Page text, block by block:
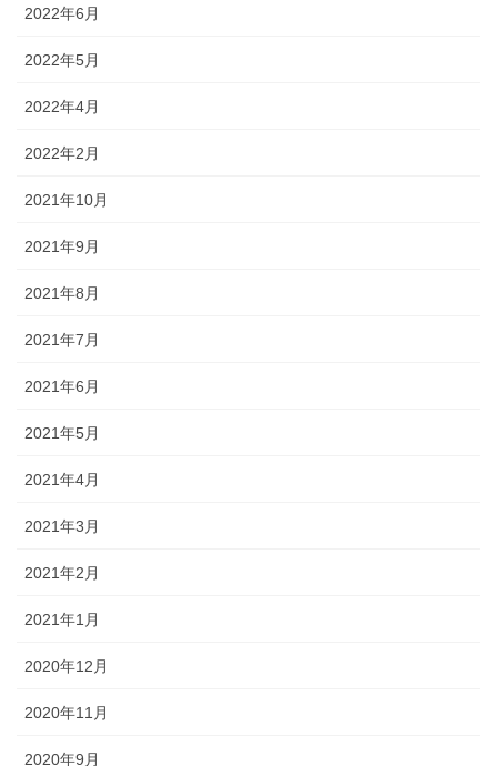
2022年6月
2022年5月
2022年4月
2022年2月
2021年10月
2021年9月
2021年8月
2021年7月
2021年6月
2021年5月
2021年4月
2021年3月
2021年2月
2021年1月
2020年12月
2020年11月
2020年9月